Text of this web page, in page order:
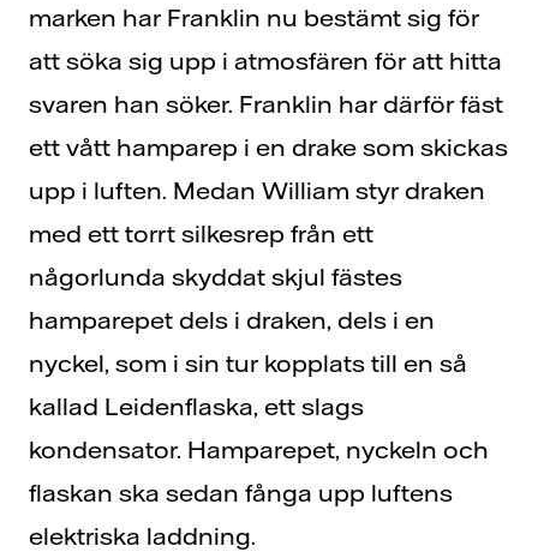
marken har Franklin nu bestämt sig för
att söka sig upp i atmosfären för att hitta
svaren han söker. Franklin har därför fäst
ett vått hamparep i en drake som skickas
upp i luften. Medan William styr draken
med ett torrt silkesrep från ett
någorlunda skyddat skjul fästes
hamparepet dels i draken, dels i en
nyckel, som i sin tur kopplats till en så
kallad Leidenflaska, ett slags
kondensator. Hamparepet, nyckeln och
flaskan ska sedan fånga upp luftens
elektriska laddning.